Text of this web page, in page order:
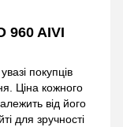
960 AIVI
покупців
Ціна кожного
від його
для зручності